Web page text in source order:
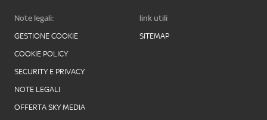
Note legali:
GESTIONE COOKIE
COOKIE POLICY
SECURITY E PRIVACY
NOTE LEGALI
OFFERTA SKY MEDIA
link utili
SITEMAP